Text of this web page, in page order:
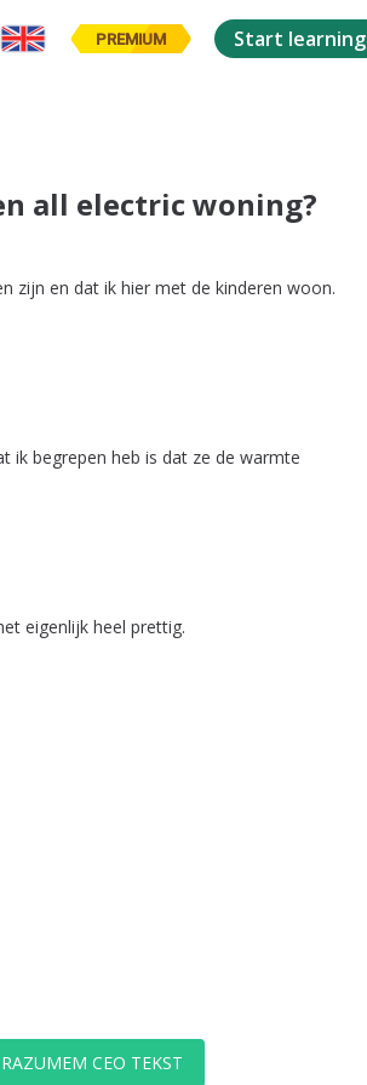
PREMIUM Start learning
all electric woning?
zijn en dat ik hier met de kinderen woon.
ik begrepen heb is dat ze de warmte
eigenlijk heel prettig.
RAZUMEM CEO TEKST